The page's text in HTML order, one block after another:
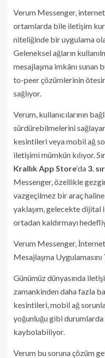
Verum Messenger,
ortamlarda bile iletişim
niteliğinde bir uygulama
Geleneksel ağların
mesajlaşma imkânı
to-peer çözümlerinin
sağlıyor.
Verum, kullanıcılarının
sürdürebilmelerini
kesintileri veya mobil ağ
iletişimi mümkün kılıyor.
Krallık App Store‘da 3.
Messenger, özellikle
vazgeçilmez bir araç
yaklaşım, gelecekte dijital
ortadan kaldırmayı
Verum Messenger,
Mesajlaşma Uygulamasını
Günümüz dünyasında
zamankinden daha fazla
kesintileri, mobil ağ
yoğunluğu gibi
kaybolabiliyor.
Verum bu soruna çözüm